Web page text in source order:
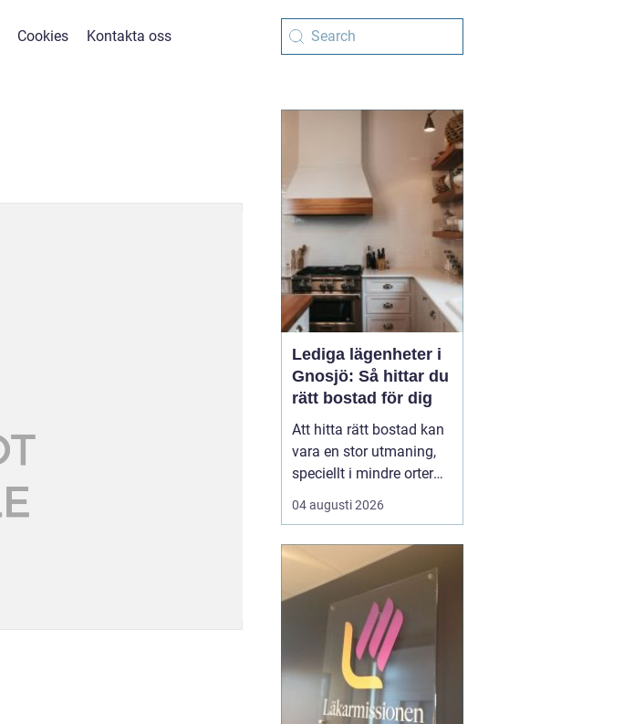
Cookies Kontakta oss
Lediga lägenheter i
Gnosjö: Så hittar du
rätt bostad för dig
Att hitta rätt bostad kan
vara en stor utmaning,
speciellt i mindre orter
där utbudet kan vara
begränsat. Lediga
het potatis för den som
letar efter ett nytt boende
i denna charmiga del av
04 augusti 2026